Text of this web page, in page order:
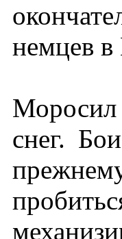
немцев
снег.